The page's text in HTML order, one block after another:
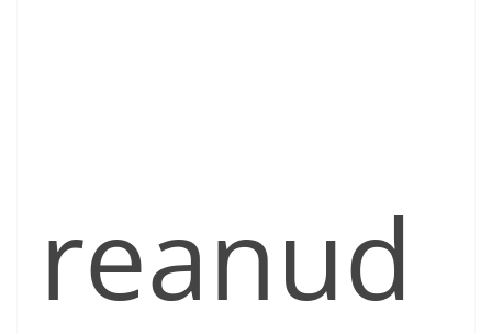
reanud